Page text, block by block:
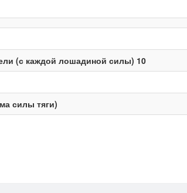
(с каждой лошадиной силы) 10
силы тяги)